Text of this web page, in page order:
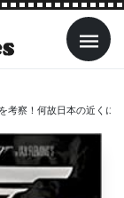
考察！何故日本の近く